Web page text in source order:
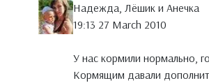
Надежда, Лёшик и Анечка
19:13 27 March 2010
У нас кормили нормально,
Кормящим давали